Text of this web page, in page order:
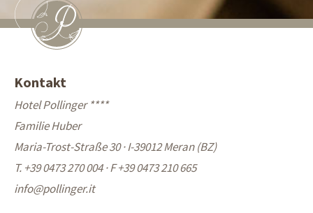
Kontakt
Hotel Pollinger ****
Familie Huber
Maria-Trost-Straße 30 · I-39012 Meran (BZ)
T. +39 0473 270 004·F +39 0473 210 665
info@pollinger.it